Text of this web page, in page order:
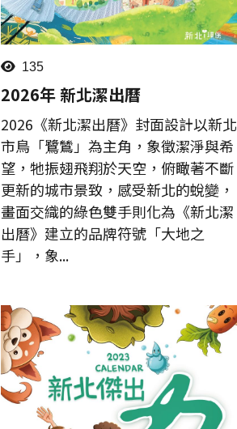
135
2026年 新北潔出曆
2026《新北潔出曆》封面設計以新北
市鳥「鷺鷥」為主角，象徵潔淨與希
望，牠振翅飛翔於天空，俯瞰著不斷
更新的城市景致，感受新北的蛻變，
畫面交織的綠色雙手則化為《新北潔
出曆》建立的品牌符號「大地之
手」，象...